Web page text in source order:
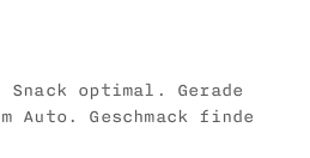
optimal. Gerade
Auto. Geschmack finde